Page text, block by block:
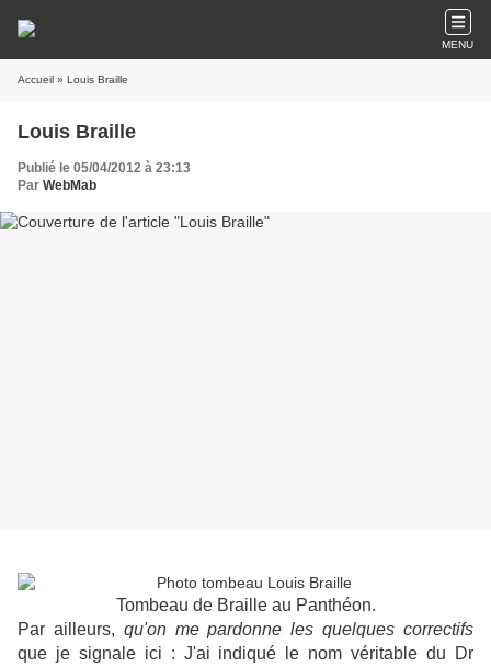
MENU
Accueil » Louis Braille
Louis Braille
Publié le 05/04/2012 à 23:13
Par WebMab
Tombeau de Braille au Panthéon.
Par ailleurs, qu'on me pardonne les quelques correctifs
que je signale ici : J'ai indiqué le nom véritable du Dr